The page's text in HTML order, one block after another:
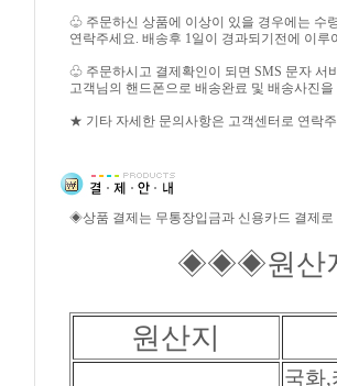
♧ 주문하신 상품에 이상이 있을 경우에는 수
연락주세요. 배송후 1일이 경과되기전에 이루
♧ 주문하시고 결제확인이 되면 SMS 문자 서
고객님의 핸드폰으로 배송완료 및 배송사진
★ 기타 자세한 문의사항은 고객센터로 연락
◈상품 결제는 무통장입금과 신용카드 결제로
◈◈◈원산지
원산지
국화